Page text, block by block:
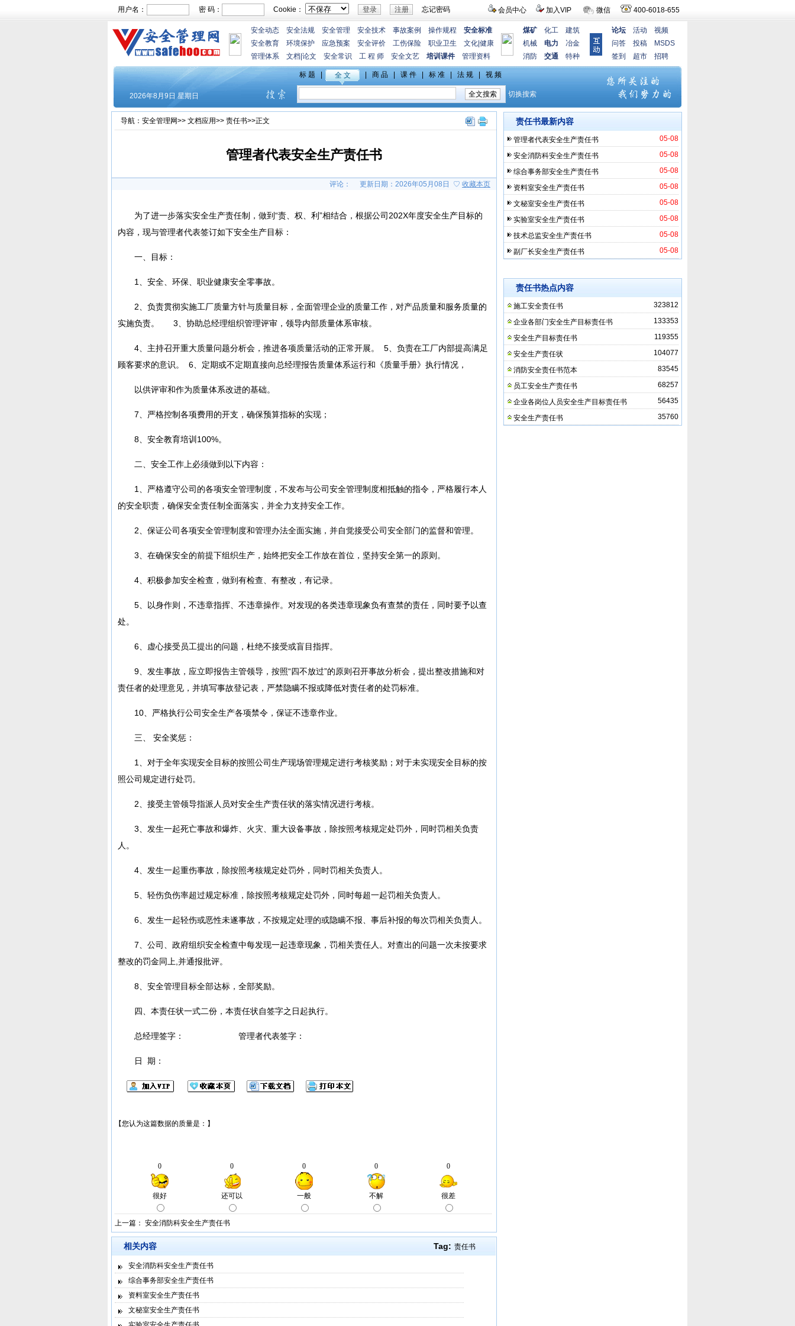
会员中心 加入VIP 微信 400-6018-655
用户名： 密 码： Cookie： 忘记密码
安全动态 安全法规 安全管理 安全技术 事故案例 操作规程
安全标准
安全教育
环境保护 应急预案 安全评价 工伤保险 职业卫生 文化 健康
管理体系
文档 论文 安全常识 工 程 师 安全文艺 培训课件 管理资料
煤矿 化工
建筑
机械
电力
冶金
消防
交通 特种
论坛 活动
视频
问答
投稿
MSDS
签到
超市 招聘
导航： 安全管理网>> 文档应用>> 责任书>>正文
管理者代表安全生产责任书
评论： 更新日期：2026年05月08日 ♡ 收藏本页
为了进一步落实安全生产责任制，做到“责、权、利”相结合，根据公司202X年度安全生产目标的
内容，现与管理者代表签订如下安全生产目标：
一、目标：
1、安全、环保、职业健康安全零事故。
2、负责贯彻实施工厂质量方针与质量目标，全面管理企业的质量工作，对产品质量和服务质量的
实施负责。 3、协助总经理组织管理评审，领导内部质量体系审核。
4、主持召开重大质量问题分析会，推进各项质量活动的正常开展。 5、负责在工厂内部提高满足
顾客要求的意识。 6、定期或不定期直接向总经理报告质量体系运行和《质量手册》执行情况，
以供评审和作为质量体系改进的基础。
7、严格控制各项费用的开支，确保预算指标的实现；
8、安全教育培训100%。
二、安全工作上必须做到以下内容：
1、严格遵守公司的各项安全管理制度，不发布与公司安全管理制度相抵触的指令，严格履行本人
的安全职责，确保安全责任制全面落实，并全力支持安全工作。
2、保证公司各项安全管理制度和管理办法全面实施，并自觉接受公司安全部门的监督和管理。
3、在确保安全的前提下组织生产，始终把安全工作放在首位，坚持安全第一的原则。
4、积极参加安全检查，做到有检查、有整改，有记录。
5、以身作则，不违章指挥、不违章操作。对发现的各类违章现象负有查禁的责任，同时要予以查
处。
6、虚心接受员工提出的问题，杜绝不接受或盲目指挥。
9、发生事故，应立即报告主管领导，按照“四不放过”的原则召开事故分析会，提出整改措施和对
责任者的处理意见，并填写事故登记表，严禁隐瞒不报或降低对责任者的处罚标准。
10、严格执行公司安全生产各项禁令，保证不违章作业。
三、 安全奖惩：
1、对于全年实现安全目标的按照公司生产现场管理规定进行考核奖励；对于未实现安全目标的按
照公司规定进行处罚。
2、接受主管领导指派人员对安全生产责任状的落实情况进行考核。
3、发生一起死亡事故和爆炸、火灾、重大设备事故，除按照考核规定处罚外，同时罚相关负责
人。
4、发生一起重伤事故，除按照考核规定处罚外，同时罚相关负责人。
5、轻伤负伤率超过规定标准，除按照考核规定处罚外，同时每超一起罚相关负责人。
6、发生一起轻伤或恶性未遂事故，不按规定处理的或隐瞒不报、事后补报的每次罚相关负责人。
7、公司、政府组织安全检查中每发现一起违章现象，罚相关责任人。对查出的问题一次未按要求
整改的罚金同上,并通报批评。
8、安全管理目标全部达标，全部奖励。
四、本责任状一式二份，本责任状自签字之日起执行。
总经理签字： 管理者代表签字：
日 期：
上一篇： 安全消防科安全生产责任书
Tag: 责任书
相关内容
安全消防科安全生产责任书
综合事务部安全生产责任书
资料室安全生产责任书
文秘室安全生产责任书
责任书最新内容
05-08
管理者代表安全生产责任书
05-08
安全消防科安全生产责任书
05-08
综合事务部安全生产责任书
05-08
资料室安全生产责任书
05-08
文秘室安全生产责任书
05-08
实验室安全生产责任书
05-08
技术总监安全生产责任书
05-08
副厂长安全生产责任书
责任书热点内容
323812
施工安全责任书
133353
企业各部门安全生产目标责任书
119355
安全生产目标责任书
104077
安全生产责任状
83545
消防安全责任书范本
68257
员工安全生产责任书
56435
企业各岗位人员安全生产目标责任书
35760
安全生产责任书